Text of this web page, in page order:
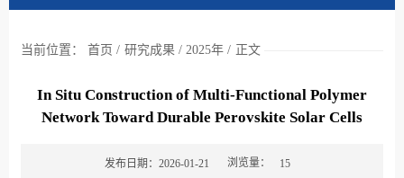
当前位置： 首页 / 研究成果 / 2025年 / 正文
In Situ Construction of Multi‐Functional Polymer
Network Toward Durable Perovskite Solar Cells
发布日期：2026-01-21 浏览量： 15